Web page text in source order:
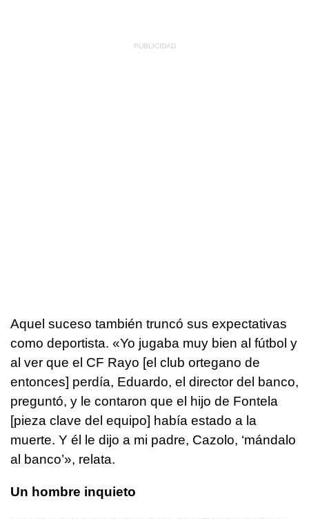
Aquel suceso también truncó sus expectativas
como deportista. «Yo jugaba muy bien al fútbol y
al ver que el CF Rayo [el club ortegano de
entonces] perdía, Eduardo, el director del banco,
preguntó, y le contaron que el hijo de Fontela
[pieza clave del equipo] había estado a la
muerte. Y él le dijo a mi padre, Cazolo, ‘mándalo
al banco’», relata.
Un hombre inquieto